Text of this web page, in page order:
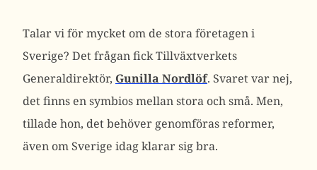
Talar vi för mycket om de stora företagen i
Sverige? Det frågan fick Tillväxtverkets
Generaldirektör, Gunilla Nordlöf. Svaret var nej,
det finns en symbios mellan stora och små. Men,
tillade hon, det behöver genomföras reformer,
även om Sverige idag klarar sig bra.